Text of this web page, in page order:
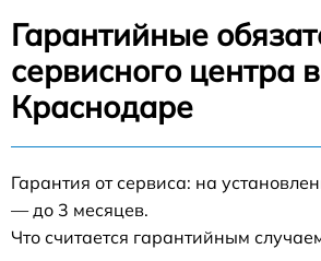
Гарантийные
сервисного центра в
Краснодаре
Гарантия от сервиса: на
— до 3 месяцев.
Что считается гарантийным